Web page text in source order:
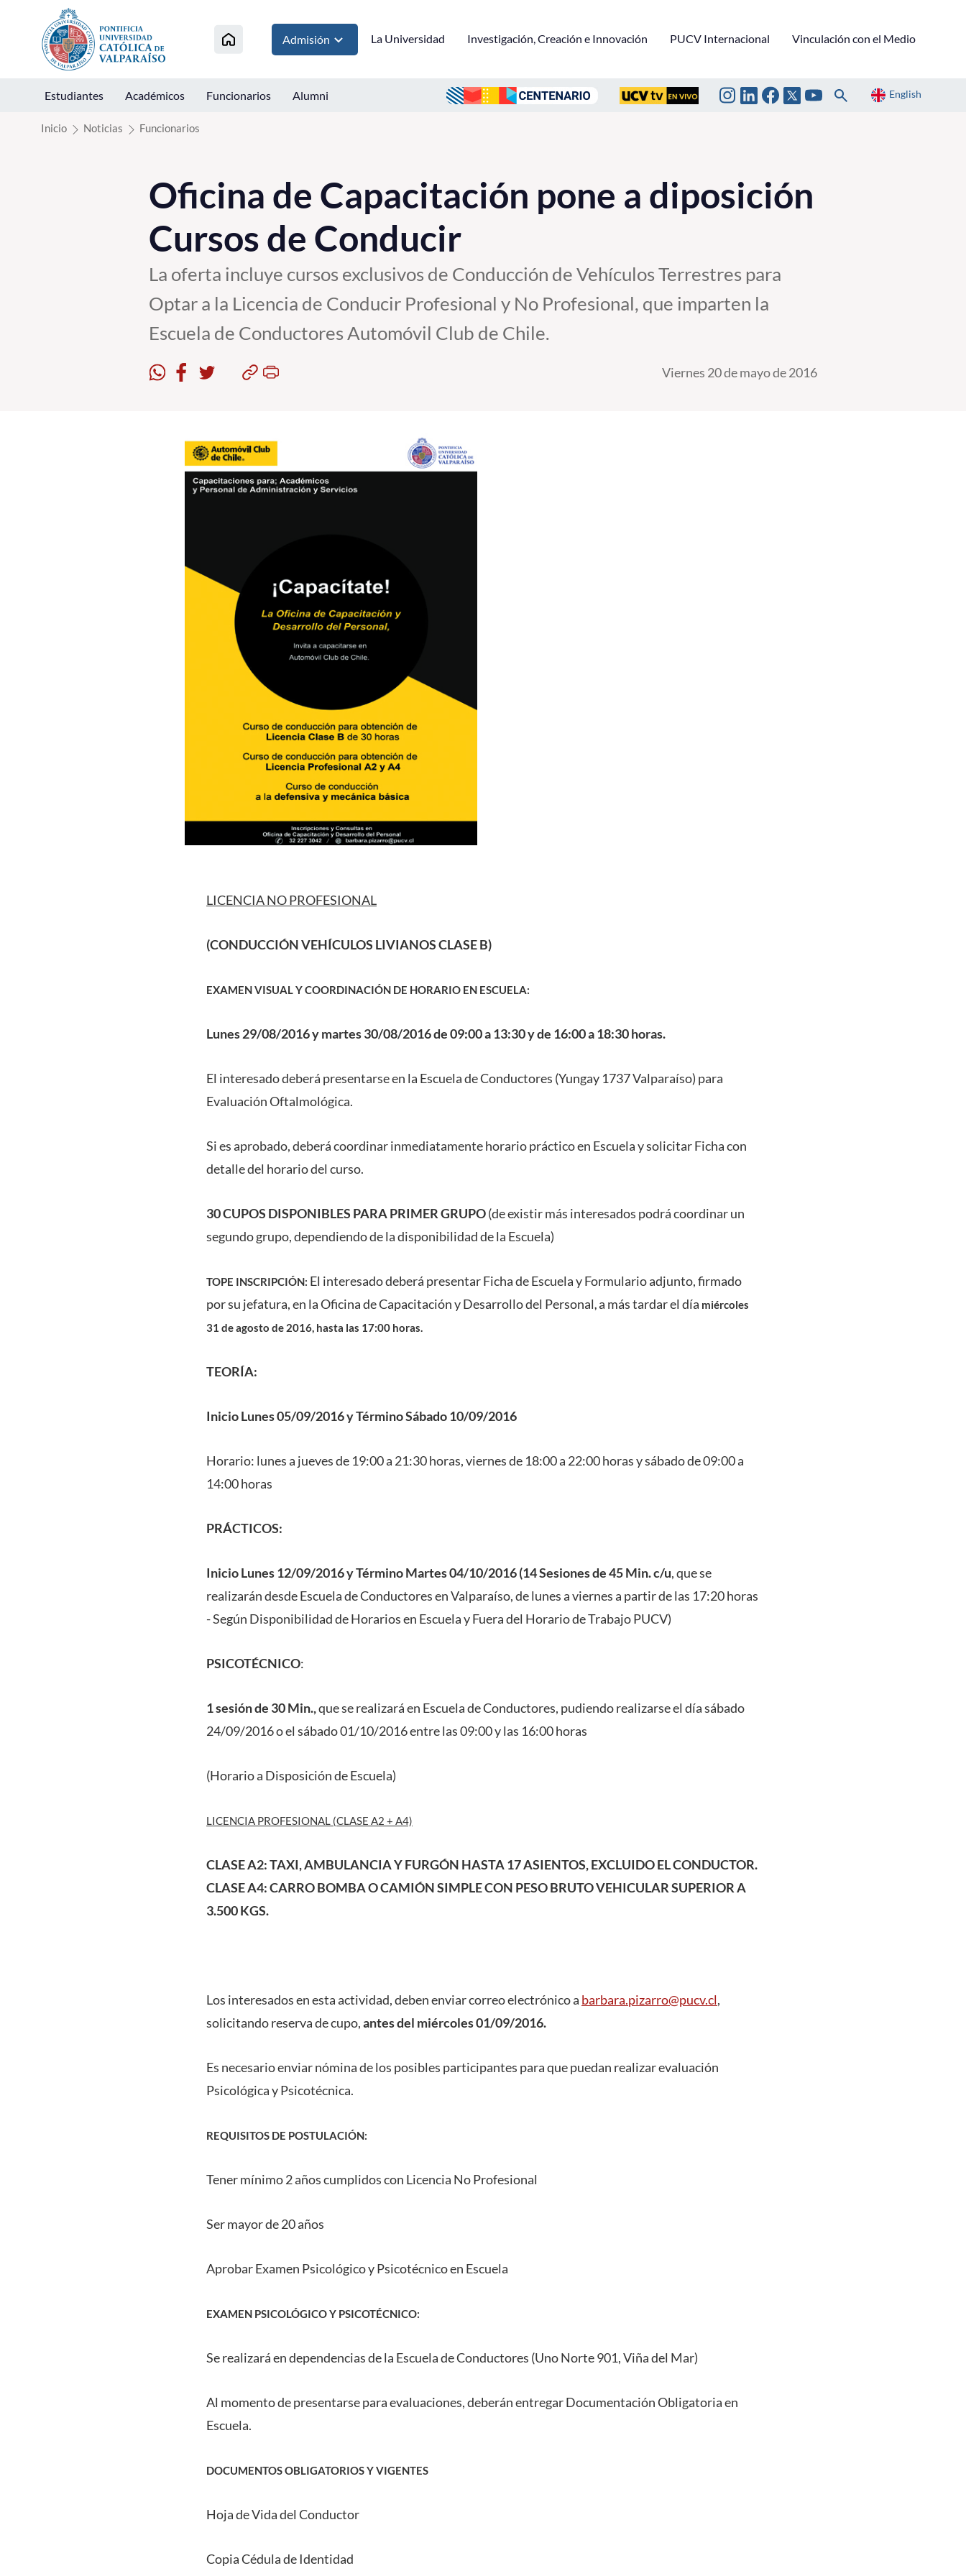
Click acá para ir directamente al contenido
Admisión La Universidad Investigación, Creación e Innovación PUCV Internacional Vinculación con el Medio
Estudiantes Académicos Funcionarios Alumni English
Inicio Noticias Funcionarios
Oficina de Capacitación pone a diposición
Cursos de Conducir
La oferta incluye cursos exclusivos de Conducción de Vehículos Terrestres para
Optar a la Licencia de Conducir Profesional y No Profesional, que imparten la
Escuela de Conductores Automóvil Club de Chile.
Viernes 20 de mayo de 2016
LICENCIA NO PROFESIONAL
(CONDUCCIÓN VEHÍCULOS LIVIANOS CLASE B)
EXAMEN VISUAL Y COORDINACIÓN DE HORARIO EN ESCUELA:
Lunes 29/08/2016 y martes 30/08/2016 de 09:00 a 13:30 y de 16:00 a 18:30 horas.
El interesado deberá presentarse en la Escuela de Conductores (Yungay 1737 Valparaíso) para
Evaluación Oftalmológica.
Si es aprobado, deberá coordinar inmediatamente horario práctico en Escuela y solicitar Ficha con
detalle del horario del curso.
30 CUPOS DISPONIBLES PARA PRIMER GRUPO(de existir más interesados podrá coordinar un
segundo grupo, dependiendo de la disponibilidad de la Escuela)
TOPE INSCRIPCIÓN: El interesado deberá presentar Ficha de Escuela y Formulario adjunto, firmado
por su jefatura, en la Oficina de Capacitación y Desarrollo del Personal,a más tardar el día miércoles
31 de agosto de 2016, hasta las 17:00 horas.
TEORÍA:
Inicio Lunes 05/09/2016 y Término Sábado 10/09/2016
Horario: lunes a jueves de 19:00 a 21:30 horas, viernes de 18:00 a 22:00 horas y sábado de 09:00 a
14:00 horas
PRÁCTICOS:
Inicio Lunes 12/09/2016 y Término Martes 04/10/2016 (14 Sesiones de 45 Min. c/u, que se
realizarán desde Escuela de Conductores en Valparaíso, de lunes a viernes a partir de las 17:20 horas
- Según Disponibilidad de Horarios en Escuela y Fuera del Horario de Trabajo PUCV)
PSICOTÉCNICO:
1 sesión de 30 Min.,que se realizará en Escuela de Conductores, pudiendo realizarse el día sábado
24/09/2016 o el sábado 01/10/2016 entre las 09:00 y las 16:00 horas
(Horario a Disposición de Escuela)
LICENCIA PROFESIONAL (CLASE A2 + A4)
CLASE A2:TAXI, AMBULANCIA Y FURGÓN HASTA 17 ASIENTOS, EXCLUIDO EL CONDUCTOR.
CLASE A4:CARRO BOMBA O CAMIÓN SIMPLE CON PESO BRUTO VEHICULAR SUPERIOR A
3.500 KGS.
Los interesados en esta actividad, deben enviar correo electrónico a barbara.pizarro@pucv.cl,
solicitando reserva de cupo,antes del miércoles 01/09/2016.
Es necesario enviar nómina de los posibles participantes para que puedan realizar evaluación
Psicológica y Psicotécnica.
REQUISITOS DE POSTULACIÓN:
Tener mínimo 2 años cumplidos con Licencia No Profesional
Ser mayor de 20 años
Aprobar Examen Psicológico y Psicotécnico en Escuela
EXAMEN PSICOLÓGICO Y PSICOTÉCNICO:
Se realizará en dependencias de la Escuela de Conductores (Uno Norte 901, Viña del Mar)
Al momento de presentarse para evaluaciones, deberán entregar Documentación Obligatoria en
Escuela.
DOCUMENTOS OBLIGATORIOS Y VIGENTES
Hoja de Vida del Conductor
Copia Cédula de Identidad